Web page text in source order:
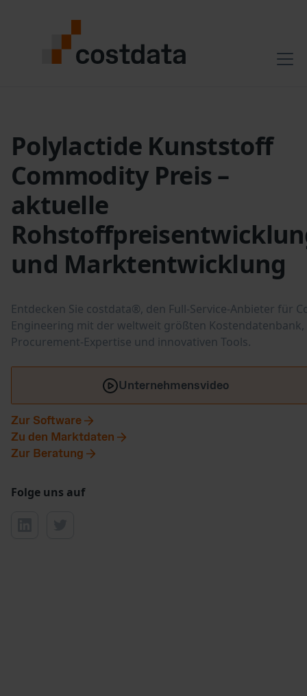
Polylactide Kunststoff
Commodity Preis –
aktuelle
und Marktentwicklung
Entdecken Sie costdata®, den Full-Service-Anbieter für
Engineering mit der weltweit größten Kostendatenbank,
Procurement-Expertise und innovativen Tools.
Unternehmensvideo
Zur Software
Zu den Marktdaten
Zur Beratung
Folge uns auf